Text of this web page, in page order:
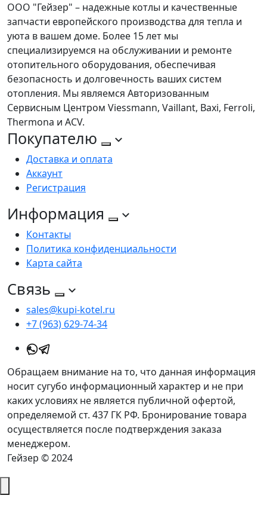
ООО "Гейзер" – надежные котлы и качественные
запчасти европейского производства для тепла и
уюта в вашем доме. Более 15 лет мы
специализируемся на обслуживании и ремонте
отопительного оборудования, обеспечивая
безопасность и долговечность ваших систем
отопления. Мы являемся Авторизованным
Сервисным Центром Viessmann, Vaillant, Baxi, Ferroli,
Thermona и ACV.
Покупателю
Доставка и оплата
Аккаунт
Регистрация
Информация
Контакты
Политика конфиденциальности
Карта сайта
Связь
sales@kupi-kotel.ru
+7 (963) 629-74-34
Обращаем внимание на то, что данная информация
носит сугубо информационный характер и не при
каких условиях не является публичной офертой,
определяемой ст. 437 ГК РФ. Бронирование товара
осуществляется после подтверждения заказа
менеджером.
Гейзер © 2024